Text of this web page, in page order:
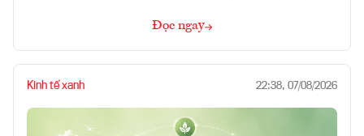
Đọc ngay
Kinh tế xanh 22:38, 07/08/2026